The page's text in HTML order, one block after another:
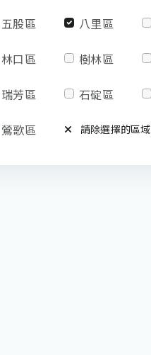
五股區 八里區
林口區 樹林區
瑞芳區 石碇區
鶯歌區 請除選擇的區域